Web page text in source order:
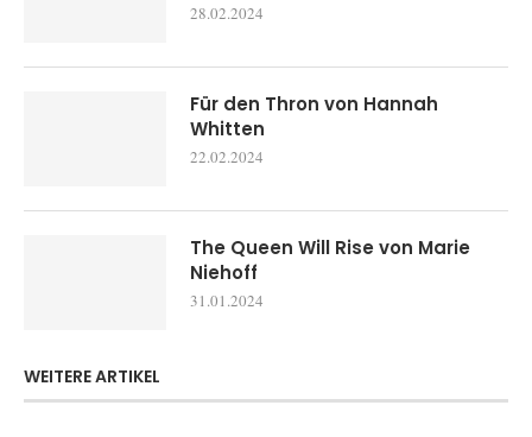
28.02.2024
Für den Thron von Hannah
Whitten
22.02.2024
The Queen Will Rise von Marie
Niehoff
31.01.2024
WEITERE ARTIKEL